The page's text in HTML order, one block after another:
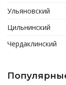
Ульяновский
Цильнинский
Чердаклинский